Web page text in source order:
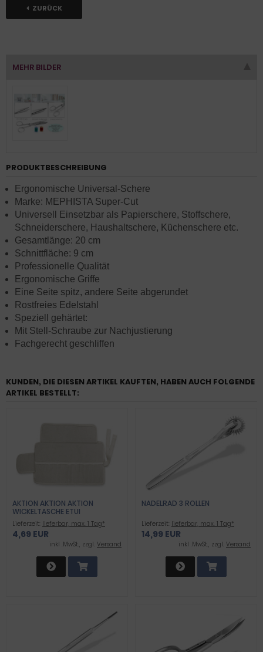
ZURÜCK
MEHR BILDER
PRODUKTBESCHREIBUNG
Ergonomische Universal-Schere
Marke: MEPHISTA Super-Cut
Universell Einsetzbar als Papierschere, Stoffschere,
Schneiderschere, Haushaltschere, Küchenschere etc.
Gesamtlänge: 20 cm
Schnittfläche: 9 cm
Professionelle Qualität
Ergonomische Griffe
Eine Seite spitz, andere Seite abgerundet
Rostfreies Edelstahl
Speziell gehärtet:
Mit Stell-Schraube zur Nachjustierung
Fachgerecht geschliffen
KUNDEN, DIE DIESEN ARTIKEL KAUFTEN, HABEN AUCH FOLGENDE
ARTIKEL BESTELLT:
AKTION AKTION AKTION
WICKELTASCHE ETUI
Lieferzeit: lieferbar, max. 1 Tag*
4,69 EUR
inkl .MwSt., zzgl. Versand
NADELRAD 3 ROLLEN
Lieferzeit: lieferbar, max. 1 Tag*
14,99 EUR
inkl .MwSt., zzgl. Versand